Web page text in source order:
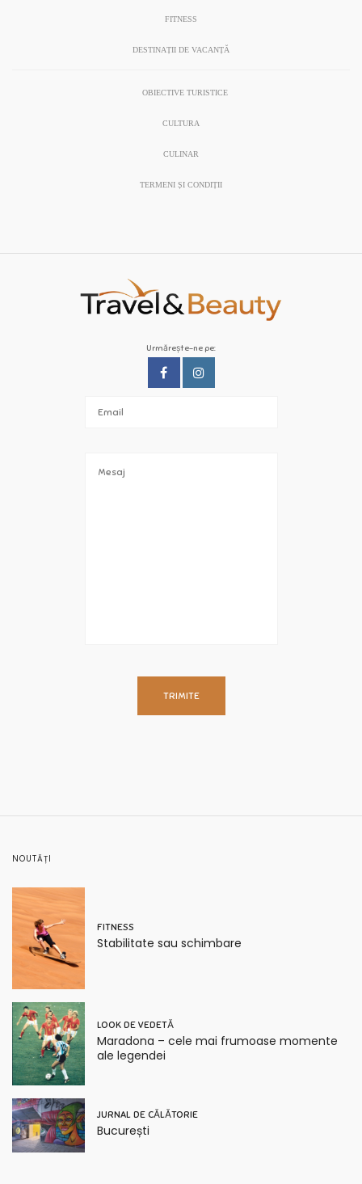
FITNESS
DESTINAȚII DE VACANȚĂ
OBIECTIVE TURISTICE
CULTURA
CULINAR
TERMENI ȘI CONDIȚII
Urmărește-ne pe:
NOUTĂȚI
FITNESS
Stabilitate sau schimbare
LOOK DE VEDETĂ
Maradona – cele mai frumoase momente
ale legendei
JURNAL DE CĂLĂTORIE
București